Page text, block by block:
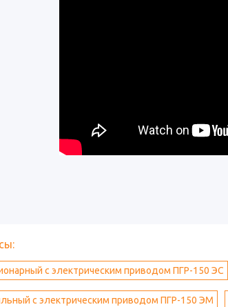
с электрическим приводом ПГР-150 ЭС
с электрическим приводом ПГР-150 ЭМ